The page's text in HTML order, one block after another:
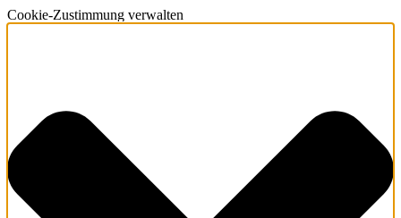
Cookie-Zustimmung verwalten